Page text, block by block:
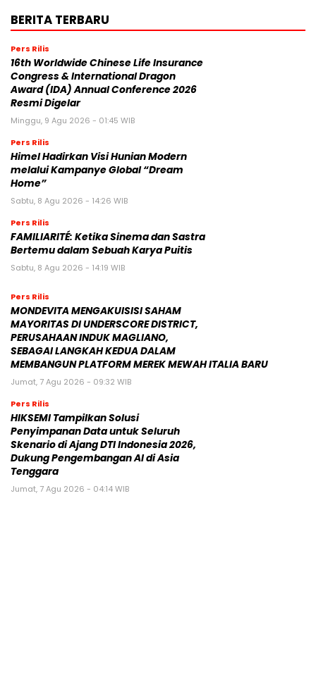
BERITA TERBARU
Pers Rilis
16th Worldwide Chinese Life Insurance
Congress & International Dragon
Award (IDA) Annual Conference 2026
Resmi Digelar
Minggu, 9 Agu 2026 - 01:45 WIB
Pers Rilis
Himel Hadirkan Visi Hunian Modern
melalui Kampanye Global “Dream
Home”
Sabtu, 8 Agu 2026 - 14:26 WIB
Pers Rilis
FAMILIARITÉ: Ketika Sinema dan Sastra
Bertemu dalam Sebuah Karya Puitis
Sabtu, 8 Agu 2026 - 14:19 WIB
Pers Rilis
MONDEVITA MENGAKUISISI SAHAM
MAYORITAS DI UNDERSCORE DISTRICT,
PERUSAHAAN INDUK MAGLIANO,
SEBAGAI LANGKAH KEDUA DALAM
MEMBANGUN PLATFORM MEREK MEWAH ITALIA BARU
Jumat, 7 Agu 2026 - 09:32 WIB
Pers Rilis
HIKSEMI Tampilkan Solusi
Penyimpanan Data untuk Seluruh
Skenario di Ajang DTI Indonesia 2026,
Dukung Pengembangan AI di Asia
Tenggara
Jumat, 7 Agu 2026 - 04:14 WIB